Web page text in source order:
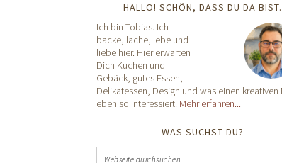
HALLO! SCHÖN, DASS DU DA BIST.
Ich bin Tobias. Ich
backe, lache, lebe und
liebe hier. Hier erwarten
Dich Kuchen und
Gebäck, gutes Essen,
Delikatessen, Design und was einen kreativen
eben so interessiert. Mehr erfahren...
WAS SUCHST DU?